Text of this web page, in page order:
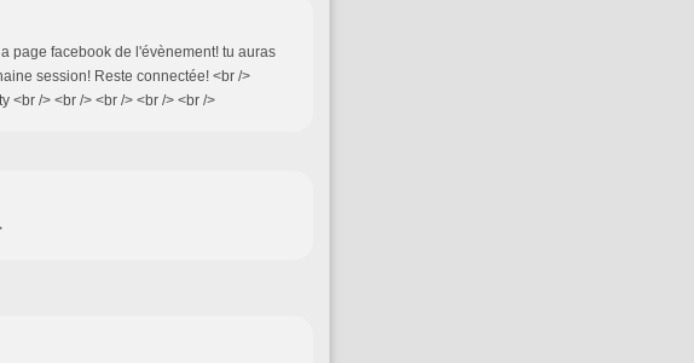
page facebook de l'évènement! tu auras
session! Reste connectée! <br />
<br /> <br /> <br /> <br /> <br />